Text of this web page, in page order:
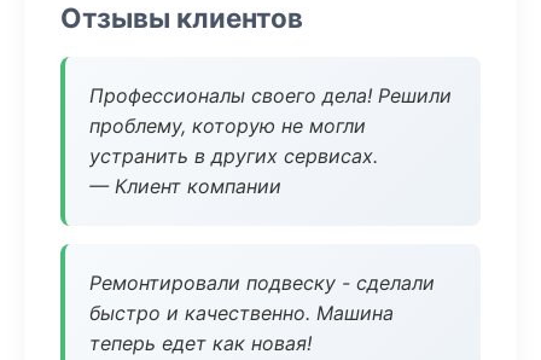
Отзывы клиентов
Профессионалы своего дела! Решили
проблему, которую не могли
устранить в других сервисах.
— Клиент компании
Ремонтировали подвеску - сделали
быстро и качественно. Машина
теперь едет как новая!